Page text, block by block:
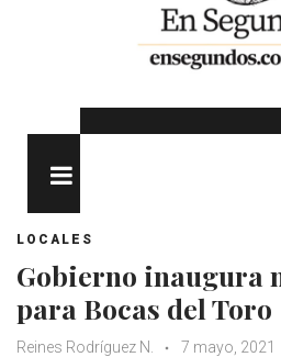
LOCALES
Gobierno inaugura
para Bocas del Toro
Reines Rodríguez N. 7 mayo, 2021